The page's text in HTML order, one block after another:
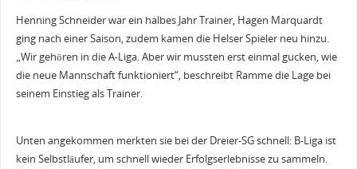
Henning Schneider war ein halbes Jahr Trainer, Hagen Marquardt
ging nach einer Saison, zudem kamen die Helser Spieler neu hinzu.
„Wir gehören in die A-Liga. Aber wir mussten erst einmal gucken, wie
die neue Mannschaft funktioniert“, beschreibt Ramme die Lage bei
seinem Einstieg als Trainer.
Unten angekommen merkten sie bei der Dreier-SG schnell: B-Liga ist
kein Selbstläufer, um schnell wieder Erfolgserlebnisse zu sammeln.